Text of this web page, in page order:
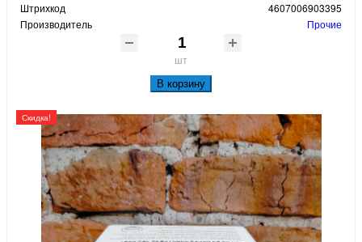
Штрихкод
4607006903395
Производитель
Прочие
шт
В корзину
Скидка!